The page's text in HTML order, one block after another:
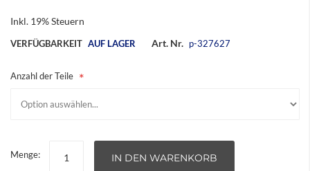
Inkl. 19% Steuern
VERFÜGBARKEIT AUF LAGER Art. Nr. p-327627
Anzahl der Teile
Menge: IN DEN WARENKORB